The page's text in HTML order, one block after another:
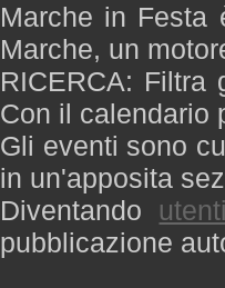
Marche in Festa
Marche, un
RICERCA: Filtra
Con il calendario
Gli eventi sono
in un'apposita
Diventando
pubblicazione